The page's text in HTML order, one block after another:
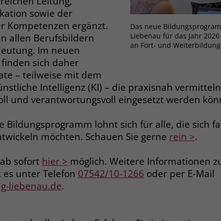
Das neue
Liebenau für das Jahr
an Fort- und
sowie der
Kompetenzen ergänzt.
allen Berufsbildern
Im neuen
sich daher
– teilweise mit dem
Intelligenz (KI) – die praxisnah
und verantwortungsvoll eingesetzt werden
Bildungsprogramm lohnt sich für alle, die sich
möchten. Schauen Sie gerne rein >.
sofort hier > möglich. Weitere Informationen
unter Telefon 07542/10-1266 oder per E-Mail
liebenau.de.
Name PHPSESSID
Anbieter stiftung-liebenau.de
Laufzeit Session
Zweck
Behält die Zustände des Benutzers bei allen
Seitenanfragen bei.
Name cookie_optin
Anbieter www.stiftung-liebenau.de
Laufzeit 1 Monat
Zweck
Zweck
dass Aktionen, die bei späteren Besuchen
derselben Website durchgeführt werden, mit
derselben Benutzerkennung verknüpft
werden.
Name _clsk
Anbieter www.clarity.ms
Microsoft Clarity setzt dieses Cookie, um die
und in einer einzigen Sitzungsaufzeichnung
zusammenzufassen.